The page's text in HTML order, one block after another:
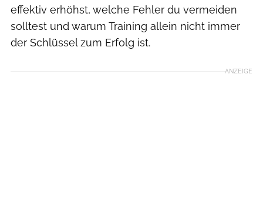
effektiv erhöhst, welche Fehler du vermeiden
solltest und warum Training allein nicht immer
der Schlüssel zum Erfolg ist.
ANZEIGE